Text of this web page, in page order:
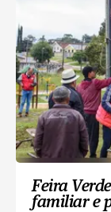
Feira
familiar e